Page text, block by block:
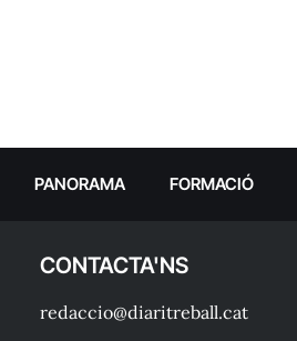
PANORAMA FORMACIÓ
CONTACTA'NS
redaccio@diaritreball.cat